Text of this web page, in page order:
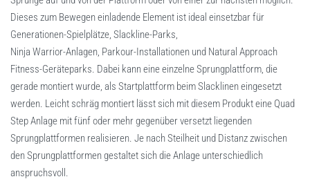
Dieses zum Bewegen einladende Element ist ideal einsetzbar für
Generationen-Spielplätze, Slackline-Parks,
Ninja Warrior-Anlagen, Parkour-Installationen und Natural Approach
Fitness-Geräteparks. Dabei kann eine einzelne Sprungplattform, die
gerade montiert wurde, als Startplattform beim Slacklinen eingesetzt
werden. Leicht schräg montiert lässt sich mit diesem Produkt eine Quad
Step Anlage mit fünf oder mehr gegenüber versetzt liegenden
Sprungplattformen realisieren. Je nach Steilheit und Distanz zwischen
den Sprungplattformen gestaltet sich die Anlage unterschiedlich
anspruchsvoll.